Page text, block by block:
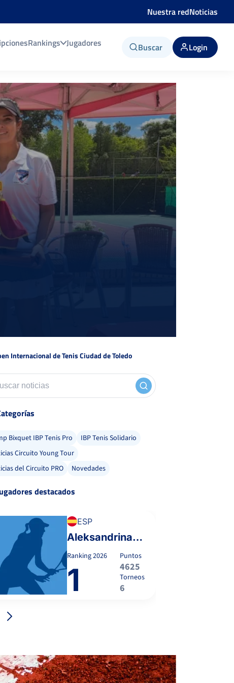
Nuestra redNoticias
Rankings Jugadores Buscar Login
Internacional de Tenis Ciudad de Toledo
Bixquet IBP Tenis Pro
IBP Tenis Solidario
Circuito Young Tour
del Circuito PRO
Novedades
destacados
ESP
Aleksandrina Naydenova
Ranking2026
1
Puntos
4625
Torneos
6